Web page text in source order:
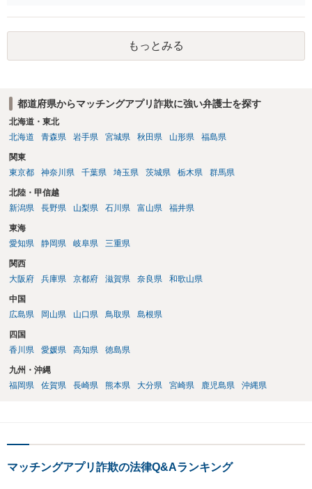
欲しいこと身体の関係は拒否と嘘偽りなく相手に伝えた上で相手もそ
れを前提に金銭交付していますので、ロマンス詐欺には該当しないか
と思います。ご参考にしてください。
もっとみる
都道府県からマッチングアプリ詐欺に強い弁護士を探す
北海道・東北
北海道
青森県 岩手県 宮城県 秋田県 山形県 福島県
関東
東京都
神奈川県 千葉県 埼玉県 茨城県 栃木県 群馬県
北陸・甲信越
新潟県
長野県 山梨県 石川県 富山県 福井県
東海
愛知県
静岡県 岐阜県 三重県
関西
大阪府
兵庫県 京都府 滋賀県 奈良県 和歌山県
中国
広島県
岡山県 山口県 鳥取県 島根県
四国
香川県
愛媛県 高知県 徳島県
九州・沖縄
福岡県
佐賀県 長崎県 熊本県 大分県 宮崎県 鹿児島県 沖縄県
マッチングアプリ詐欺の法律Q&Aランキング